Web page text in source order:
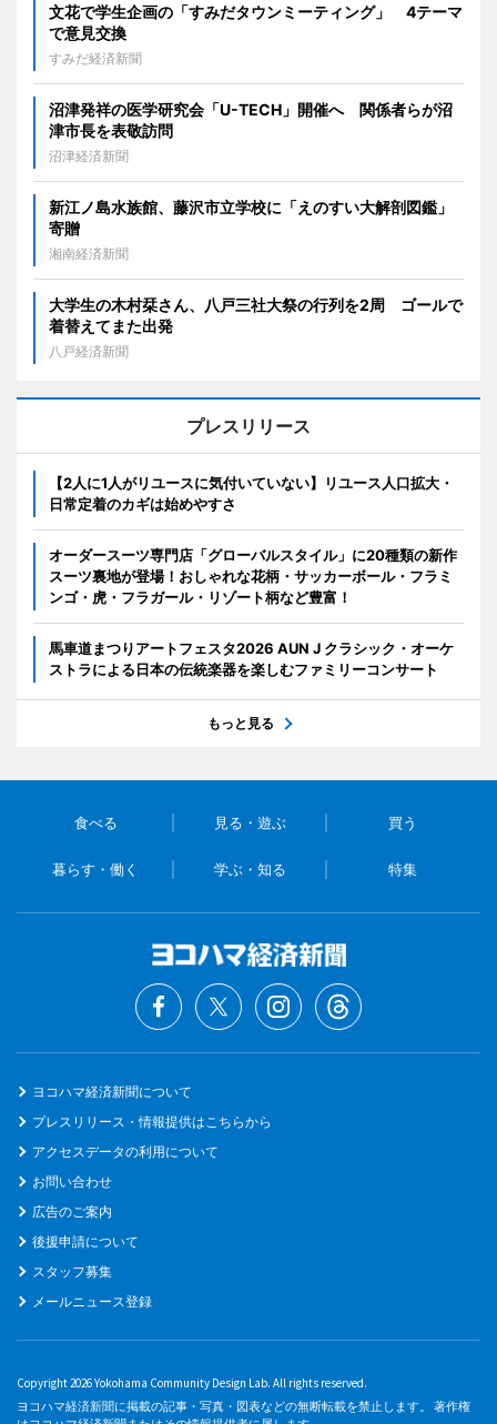
文花で学生企画の「すみだタウンミーティング」 4テーマ
で意見交換
すみだ経済新聞
沼津発祥の医学研究会「U-TECH」開催へ 関係者らが沼
津市長を表敬訪問
沼津経済新聞
新江ノ島水族館、藤沢市立学校に「えのすい大解剖図鑑」
寄贈
湘南経済新聞
大学生の木村栞さん、八戸三社大祭の行列を2周 ゴールで
着替えてまた出発
八戸経済新聞
プレスリリース
【2人に1人がリユースに気付いていない】リユース人口拡大・
日常定着のカギは始めやすさ
オーダースーツ専門店「グローバルスタイル」に20種類の新作
スーツ裏地が登場！おしゃれな花柄・サッカーボール・フラミ
ンゴ・虎・フラガール・リゾート柄など豊富！
馬車道まつりアートフェスタ2026 AUN J クラシック・オーケ
ストラによる日本の伝統楽器を楽しむファミリーコンサート
もっと見る
食べる 見る・遊ぶ 買う
暮らす・働く 学ぶ・知る 特集
ヨコハマ経済新聞について
プレスリリース・情報提供はこちらから
アクセスデータの利用について
お問い合わせ
広告のご案内
後援申請について
スタッフ募集
メールニュース登録
Copyright 2026 Yokohama Community Design Lab. All rights reserved.
ヨコハマ経済新聞に掲載の記事・写真・図表などの無断転載を禁止します。 著作権